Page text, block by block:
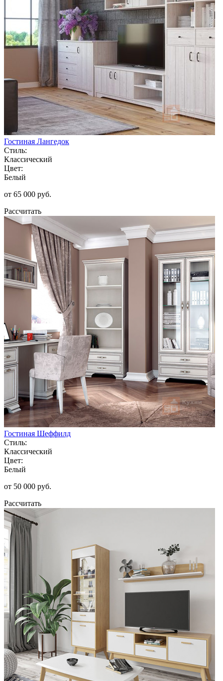
Гостиная Лангедок
Стиль:
Классический
Цвет:
Белый
от 65 000 руб.
Рассчитать
Гостиная Шеффилд
Стиль:
Классический
Цвет:
Белый
от 50 000 руб.
Рассчитать